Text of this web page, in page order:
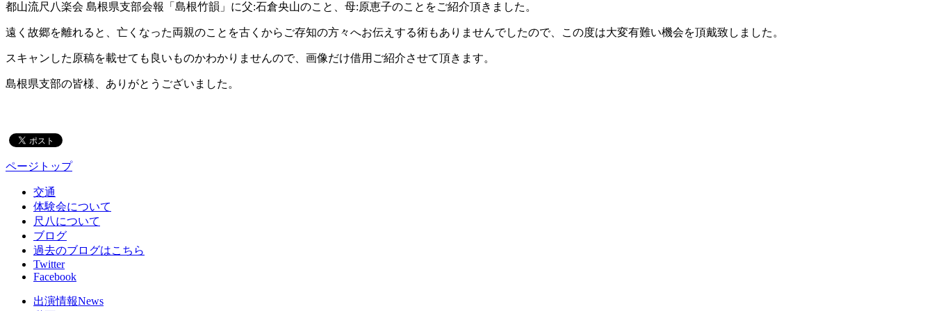
都山流尺八楽会 島根県支部会報「島根竹韻」に父:石倉央山のこと、母:原恵子のことをご紹介頂きました。
遠く故郷を離れると、亡くなった両親のことを古くからご存知の方々へお伝えする術もありませんでしたので、この度は大変有難い機会を頂戴致しました。
スキャンした原稿を載せても良いものかわかりませんので、画像だけ借用ご紹介させて頂きます。
島根県支部の皆様、ありがとうございました。
ページトップ
交通
体験会について
尺八について
ブログ
過去のブログはこちら
Twitter
Facebook
出演情報News